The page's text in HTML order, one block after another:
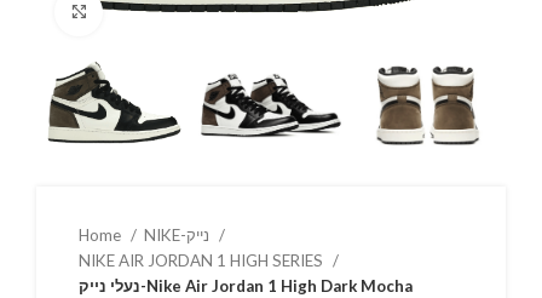
Click to enlarge
Home
NIKE AIR JORDAN 1 HIGH SERIES
נעלי נייק-Nike Air Jordan 1 High Dark Mocha